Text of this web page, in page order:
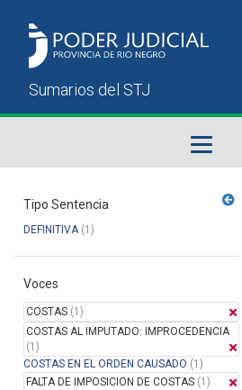
Sumarios del STJ
Manual del Usuario
Tipo Sentencia
DEFINITIVA(1)
Voces
COSTAS (1)
COSTAS AL IMPUTADO: IMPROCEDENCIA
(1)
COSTAS EN EL ORDEN CAUSADO (1)
FALTA DE IMPOSICION DE COSTAS (1)